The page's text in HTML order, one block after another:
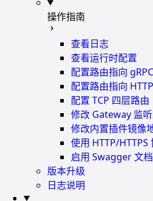
操作指南
查看日志
查看运行时配置
配置路由指向
配置路由指向
配置 TCP 四层路由
修改 Gateway 监
修改内置插件镜像
使用 HTTP/
启用 Swagger 文档
版本升级
日志说明